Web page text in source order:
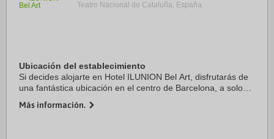
Teatro Nacional de Cataluña, España.
Ubicación del establecimiento
Si decides alojarte en Hotel ILUNION Bel Art, disfrutarás de
una fantástica ubicación en el centro de Barcelona, a solo
Catalunya. Además, este hotel se ...
Más información.